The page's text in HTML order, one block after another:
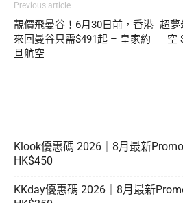
Previous article
靚價飛曼谷！6月30日前，香港
來回曼谷只需$491起 – 皇家約
旦航空
超夢
空
Klook優惠碼 2026｜8月最新
HK$450
KKday優惠碼 2026｜8月最新